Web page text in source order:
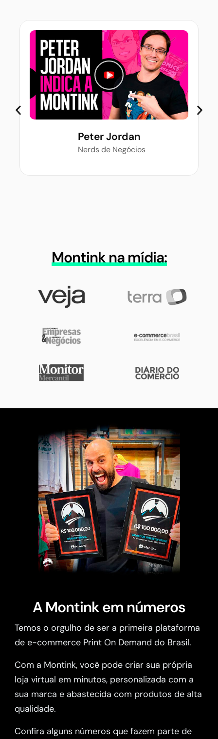
Peter Jordan
Nerds de Negócios
Montink na mídia:
A Montink em números
Temos o orgulho de ser a primeira plataforma
de e-commerce Print On Demand do Brasil.
Com a Montink, você pode criar sua própria
loja virtual em minutos, personalizada com a
sua marca e abastecida com produtos de alta
qualidade.
Confira alguns números que fazem parte de